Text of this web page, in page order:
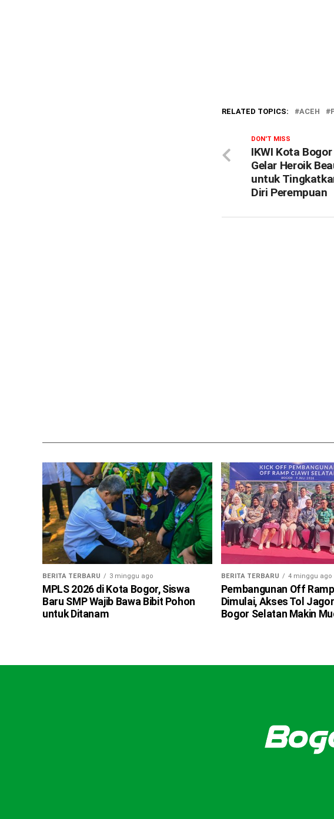
RELATED TOPICS: ACEH
DON'T MISS
IKWI Kota
Gelar Heroik
untuk
Diri Perempuan
BERITA TERBARU 3 minggu ago
MPLS 2026 di Kota Bogor, Siswa
Baru SMP Wajib Bawa Bibit Pohon
untuk Ditanam
BERITA TERBARU 4 minggu ago
Pembangunan Off
Dimulai, Akses Tol
Bogor Selatan Makin